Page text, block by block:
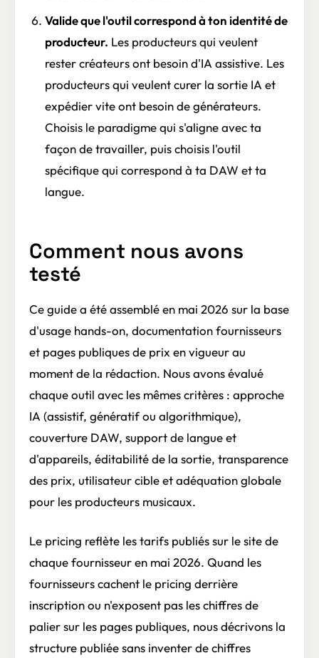
Valide que l'outil correspond à ton identité de
producteur. Les producteurs qui veulent
rester créateurs ont besoin d'IA assistive. Les
producteurs qui veulent curer la sortie IA et
expédier vite ont besoin de générateurs.
Choisis le paradigme qui s'aligne avec ta
façon de travailler, puis choisis l'outil
spécifique qui correspond à ta DAW et ta
langue.
Comment nous avons
testé
Ce guide a été assemblé en mai 2026 sur la base
d'usage hands-on, documentation fournisseurs
et pages publiques de prix en vigueur au
moment de la rédaction. Nous avons évalué
chaque outil avec les mêmes critères : approche
IA (assistif, génératif ou algorithmique),
couverture DAW, support de langue et
d'appareils, éditabilité de la sortie, transparence
des prix, utilisateur cible et adéquation globale
pour les producteurs musicaux.
Le pricing reflète les tarifs publiés sur le site de
chaque fournisseur en mai 2026. Quand les
fournisseurs cachent le pricing derrière
inscription ou n'exposent pas les chiffres de
palier sur les pages publiques, nous décrivons la
structure publiée sans inventer de chiffres